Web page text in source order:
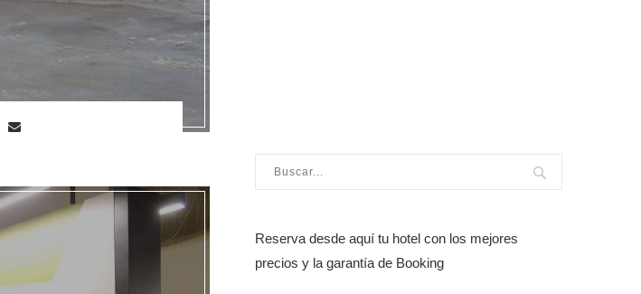
Reserva desde aquí tu hotel con los mejores
precios y la garantía de Booking